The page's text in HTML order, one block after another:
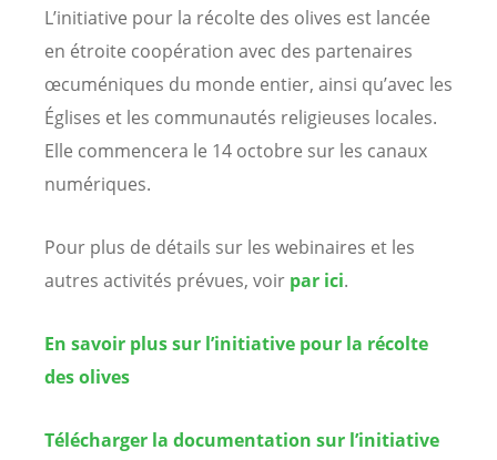
L’initiative pour la récolte des olives est lancée
en étroite coopération avec des partenaires
œcuméniques du monde entier, ainsi qu’avec les
Églises et les communautés religieuses locales.
Elle commencera le 14 octobre sur les canaux
numériques.
Pour plus de détails sur les webinaires et les
autres activités prévues, voir par ici.
En savoir plus sur l’initiative pour la récolte
des olives
Télécharger la documentation sur l’initiative